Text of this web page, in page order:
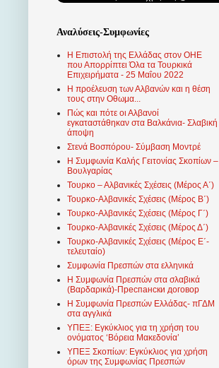
Αναλύσεις-Συμφωνίες
Η Επιστολή της Ελλάδας στον ΟΗΕ
που Απορρίπτει Όλα τα Τουρκικά
Επιχειρήματα - 25 Μαΐου 2022
Η προέλευση των Αλβανών και η θέση
τους στην Οθωμα...
Πώς και πότε οι Αλβανοί
εγκαταστάθηκαν στα Βαλκάνια- Σλαβική
άποψη
Στενά Βοσπόρου- Σύμβαση Μοντρέ
Η Συμφωνία Καλής Γειτονίας Σκοπίων –
Βουλγαρίας
Τουρκο – Αλβανικές Σχέσεις (Mέρος Α΄)
Τουρκο-Αλβανικές Σχέσεις (Μέρος Β΄)
Τουρκο-Αλβανικές Σχέσεις (Μέρος Γ΄)
Τουρκο-Αλβανικές Σχέσεις (Μέρος Δ΄)
Τουρκο-Αλβανικές Σχέσεις (Μέρος Ε΄-
τελευταίο)
Συμφωνία Πρεσπών στα ελληνικά
Η Συμφωνία Πρεσπών στα σλαβικά
(Βαρδαρικά)-Преспански договор
Η Συμφωνία Πρεσπών Ελλάδας- πΓΔΜ
στα αγγλικά
ΥΠΕΞ: Εγκύκλιος για τη χρήση του
ονόματος ‘Βόρεια Μακεδονία’
ΥΠΕΞ Σκοπίων: Εγκύκλιος για χρήση
όρων της Συμφωνίας Πρεσπών